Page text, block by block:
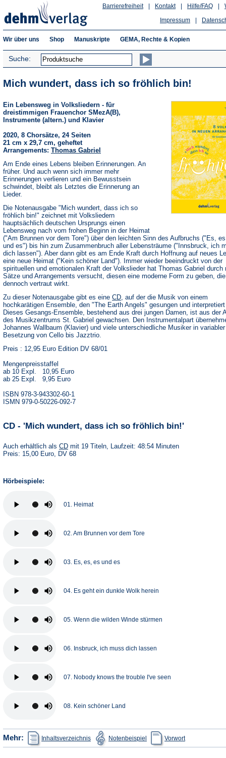
Hilfe/FAQ
Kontakt
Barrierefreiheit
Impressum
Wir über uns Shop Manuskripte GEMA, Rechte & Kopien
Suche:
Mich wundert, dass ich so fröhlich bin!
Ein Lebensweg in Volksliedern - für
dreistimmigen Frauenchor SMezA(B),
Instrumente (altern.) und Klavier
2020, 8 Chorsätze, 24 Seiten
21 cm x 29,7 cm, geheftet
Arrangements: Thomas Gabriel
Am Ende eines Lebens bleiben Erinnerungen. An
früher. Und auch wenn sich immer mehr
Erinnerungen verlieren und ein Bewusstsein
schwindet, bleibt als Letztes die Erinnerung an
Lieder.
Die Notenausgabe "Mich wundert, dass ich so
fröhlich bin!" zeichnet mit Volksliedern
hauptsächlich deutschen Ursprungs einen
Lebensweg nach vom frohen Beginn in der Heimat
("Am Brunnen vor dem Tore") über den leichten Sinn des Aufbruchs ("Es,
und es") bis hin zum Zusammenbruch aller Lebensträume ("Innsbruck, ich
dich lassen"). Aber dann gibt es am Ende Kraft durch Hoffnung auf neues
eine neue Heimat ("Kein schöner Land"). Immer wieder beeindruckt von der
spirituellen und emotionalen Kraft der Volkslieder hat Thomas Gabriel durch
Sätze und Arrangements versucht, diesen eine moderne Form zu geben, die
dennoch vertraut wirkt.
Zu dieser Notenausgabe gibt es eine CD, auf der die Musik von einem
hochkarätigen Ensemble, den "The Earth Angels" gesungen und
Dieses Gesangs-Ensemble, bestehend aus drei jungen Damen, ist aus der
des Musikzentrums St. Gabriel gewachsen. Den Instrumentalpart
Johannes Wallbaum (Klavier) und viele unterschiedliche Musiker in variabler
Besetzung von Cello bis Jazztrio.
Preis : 12,95 Euro Edition DV 68/01
Mengenpreisstaffel
ab 10 Expl. 10,95 Euro
ab 25 Expl. 9,95 Euro
ISBN 978-3-943302-60-1
ISMN 979-0-50226-092-7
CD - 'Mich wundert, dass ich so fröhlich bin!'
Auch erhältlich als CD mit 19 Titeln, Laufzeit: 48:54 Minuten
Preis: 15,00 Euro, DV 68
Hörbeispiele:
01. Heimat
02. Am Brunnen vor dem Tore
03. Es, es, es und es
04. Es geht ein dunkle Wolk herein
05. Wenn die wilden Winde stürmen
06. Insbruck, ich muss dich lassen
07. Nobody knows the trouble I've seen
08. Kein schöner Land
Mehr: Inhaltsverzeichnis
(Öffnet
in
einem
Notenbeispiel
(Öffnet
in
einem
Vorwortin
einem